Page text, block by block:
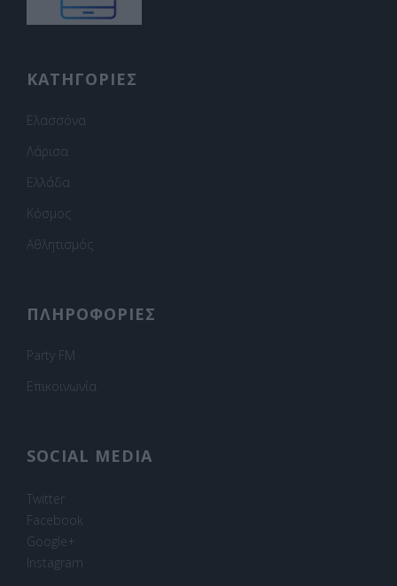
ΚΑΤΗΓΟΡΙΕΣ
Ελασσόνα
Λάρισα
Ελλάδα
Κόσμος
Αθλητισμός
ΠΛΗΡΟΦΟΡΙΕΣ
Party FM
Επικοινωνία
SOCIAL MEDIA
Twitter
Facebook
Google+
Instagram